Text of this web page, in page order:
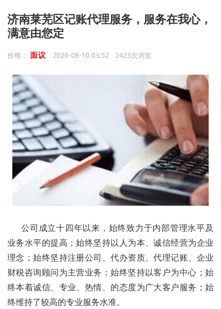
济南莱芜区记账代理服务，服务在我心，
满意由您定
价格： 面议 2026-08-10 03:52 2423次浏览
公司成立十四年以来，始终致力于内部管理水平及
业务水平的提高；始终坚持以人为本、诚信经营为企业
理念；始终坚持注册公司、代办资质、代理记账、企业
财税咨询顾问为主营业务；始终坚持以客户为中心；始
终本着诚信、专业、热情、的态度为广大客户服务；始
终维持了较高的专业服务水准。